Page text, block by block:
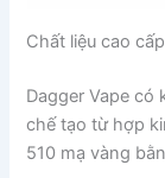
Chất liệu cao cấp
Dagger Vape
chế tạo từ hợp
510 mạ vàng